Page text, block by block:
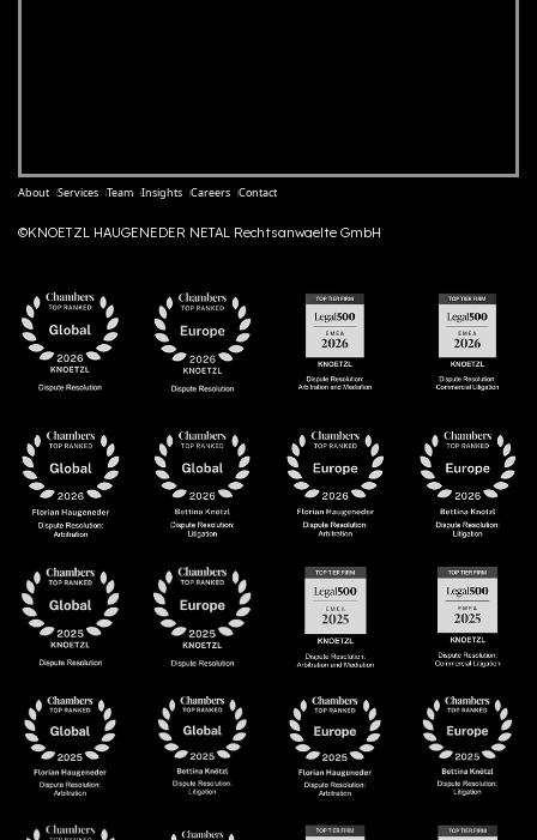
About Services Team Insights Careers Contact
©KNOETZL HAUGENEDER NETAL Rechtsanwaelte GmbH